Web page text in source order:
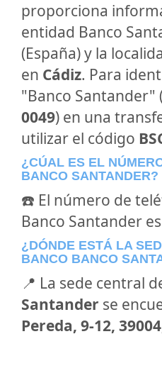
proporciona
entidad Banco
(España) y la
en Cádiz. Para
"Banco Santander"
0049) en una
utilizar el código
¿CÚAL ES EL
BANCO SANTANDER?
☎️ El número de
Banco Santander
¿DÓNDE ESTÁ LA
BANCO BANCO
📍 La sede central
Santander se
Pereda, 9-12,